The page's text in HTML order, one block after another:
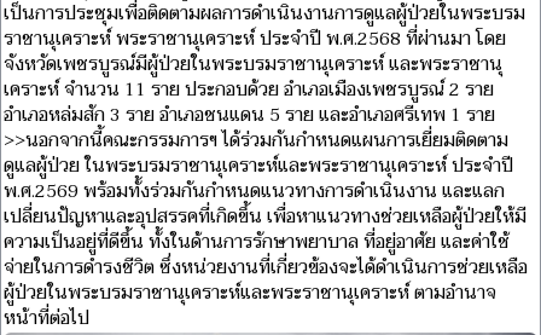
เป็นการประชุมเพื่อติดตามผลการดำเนินงานการดูแลผู้ป่วยในพระบรม
ราชานุเคราะห์ พระราชานุเคราะห์ ประจำปี พ.ศ.2568 ที่ผ่านมา โดย
จังหวัดเพชรบูรณ์มีผู้ป่วยในพระบรมราชานุเคราะห์ และพระราชานุ
เคราะห์ จำนวน 11 ราย ประกอบด้วย อำเภอเมืองเพชรบูรณ์ 2 ราย
อำเภอหล่มสัก 3 ราย อำเภอชนแดน 5 ราย และอำเภอศรีเทพ 1 ราย
>>นอกจากนี้คณะกรรมการฯ ได้ร่วมกันกำหนดแผนการเยี่ยมติดตาม
ดูแลผู้ป่วย ในพระบรมราชานุเคราะห์และพระราชานุเคราะห์ ประจำปี
พ.ศ.2569 พร้อมทั้งร่วมกันกำหนดแนวทางการดำเนินงาน และแลก
เปลี่ยนปัญหาและอุปสรรคที่เกิดขึ้น เพื่อหาแนวทางช่วยเหลือผู้ป่วยให้มี
ความเป็นอยู่ที่ดีขึ้น ทั้งในด้านการรักษาพยาบาล ที่อยู่อาศัย และค่าใช้
จ่ายในการดำรงชีวิต ซึ่งหน่วยงานที่เกี่ยวข้องจะได้ดำเนินการช่วยเหลือ
ผู้ป่วยในพระบรมราชานุเคราะห์และพระราชานุเคราะห์ ตามอำนาจ
หน้าที่ต่อไป